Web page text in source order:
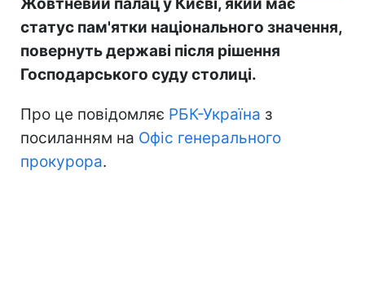
статус пам'ятки національного значення,
повернуть державі після рішення
Господарського суду столиці.
Про це повідомляє РБК-Україна з
посиланням на Офіс генерального
прокурора.